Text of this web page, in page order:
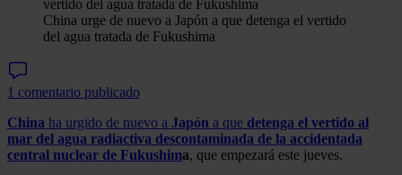
China urge de nuevo a Japón a que detenga el vertido
del agua tratada de Fukushima
1 comentario publicado
China ha urgido de nuevo a Japón a que detenga el vertido al
mar del agua radiactiva descontaminada de la accidentada
central nuclear de Fukushima, que empezará este jueves.